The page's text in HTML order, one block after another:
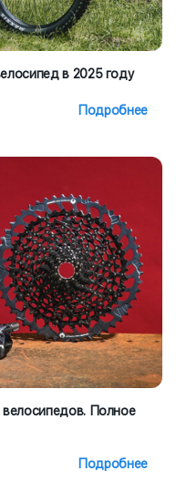
в 2025 году
Подробнее
велосипедов. Полное
Подробнее